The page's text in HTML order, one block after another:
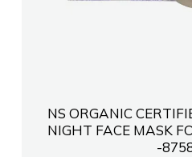
NS ORGANIC
NIGHT FACE MASK
-